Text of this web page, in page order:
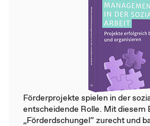
Förderprojekte spielen in der
entscheidende Rolle. Mit diesem
„Förderdschungel“ zurecht und